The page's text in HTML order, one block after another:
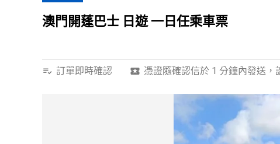
澳門開蓬巴士 日遊 一日任乘車票
訂單即時確認
憑證隨確認信於 1 分鐘內發送，